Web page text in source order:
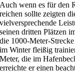
Auch wenn es für den
reichen sollte zeigten
vielversprechende
seinen dritten Plätzen
die 1000-Meter-
im Winter fleißig
Meter, die im
erreichte er einen